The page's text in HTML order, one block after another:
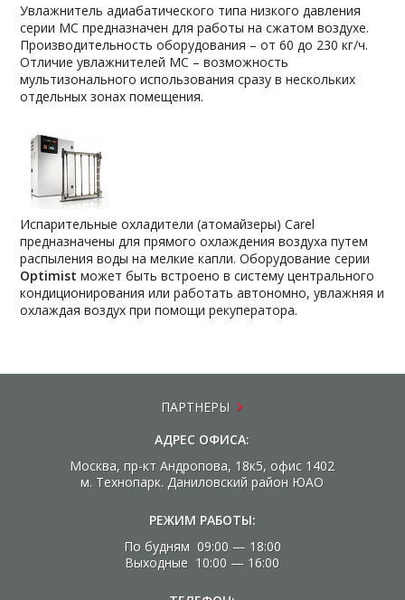
Увлажнитель адиабатического типа низкого давления
серии MC предназначен для работы на сжатом воздухе.
Производительность оборудования – от 60 до 230 кг/ч.
Отличие увлажнителей MC – возможность
мультизонального использования сразу в нескольких
отдельных зонах помещения.
Испарительные охладители (атомайзеры) Carel
предназначены для прямого охлаждения воздуха путем
распыления воды на мелкие капли. Оборудование серии
Optimist может быть встроено в систему центрального
кондиционирования или работать автономно, увлажняя и
охлаждая воздух при помощи рекуператора.
ПАРТНЕРЫ
АДРЕС ОФИСА:
Москва, пр-кт Андропова, 18к5, офис 1402
м. Технопарк. Даниловский район ЮАО
РЕЖИМ РАБОТЫ:
По будням 09:00 — 18:00
Выходные 10:00 — 16:00